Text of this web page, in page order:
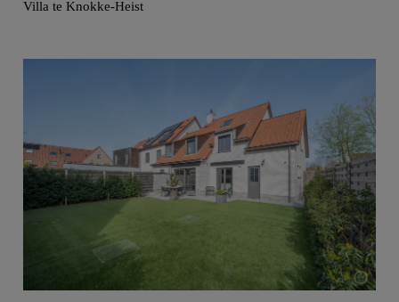
Villa te Knokke-Heist